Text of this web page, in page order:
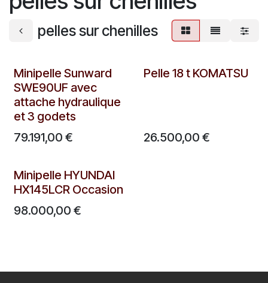
pelles sur chenilles
Minipelle Sunward
SWE90UF avec
attache hydraulique
et 3 godets
79.191,00 €
Pelle 18 t KOMATSU
26.500,00 €
Disponible aussi en location
Minipelle HYUNDAI
HX145LCR Occasion
98.000,00 €